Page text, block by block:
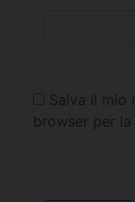
Salva il mio
browser per